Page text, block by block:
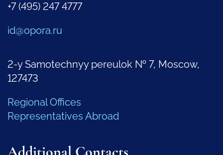
+7 (495) 247 4777
id@opora.ru
2-y Samotechnyy pereulok № 7, Moscow,
127473
Regional Offices
Representatives Abroad